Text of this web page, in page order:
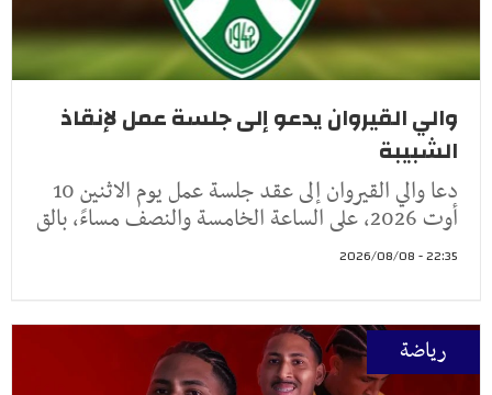
والي القيروان يدعو إلى جلسة عمل لإنقاذ
الشبيبة
دعا والي القيروان إلى عقد جلسة عمل يوم الاثنين 10
أوت 2026، على الساعة الخامسة والنصف مساءً، بالق
22:35 - 2026/08/08
رياضة